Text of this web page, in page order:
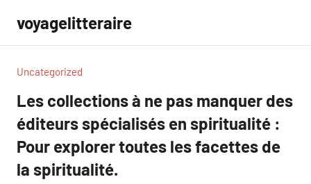
contenu
voyagelitteraire
Uncategorized
Les collections à ne pas manquer des
éditeurs spécialisés en spiritualité :
Pour explorer toutes les facettes de
la spiritualité.